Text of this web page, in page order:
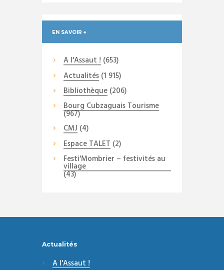
EN SAVOIR +
A l'Assaut ! (653)
Actualités(1 915)
Bibliothèque(206)
Bourg Cubzaguais Tourisme
(967)
CMJ (4)
Espace TALET (2)
Festi'Mombrier – festivités au
village
(43)
Actualités
A l'Assaut !